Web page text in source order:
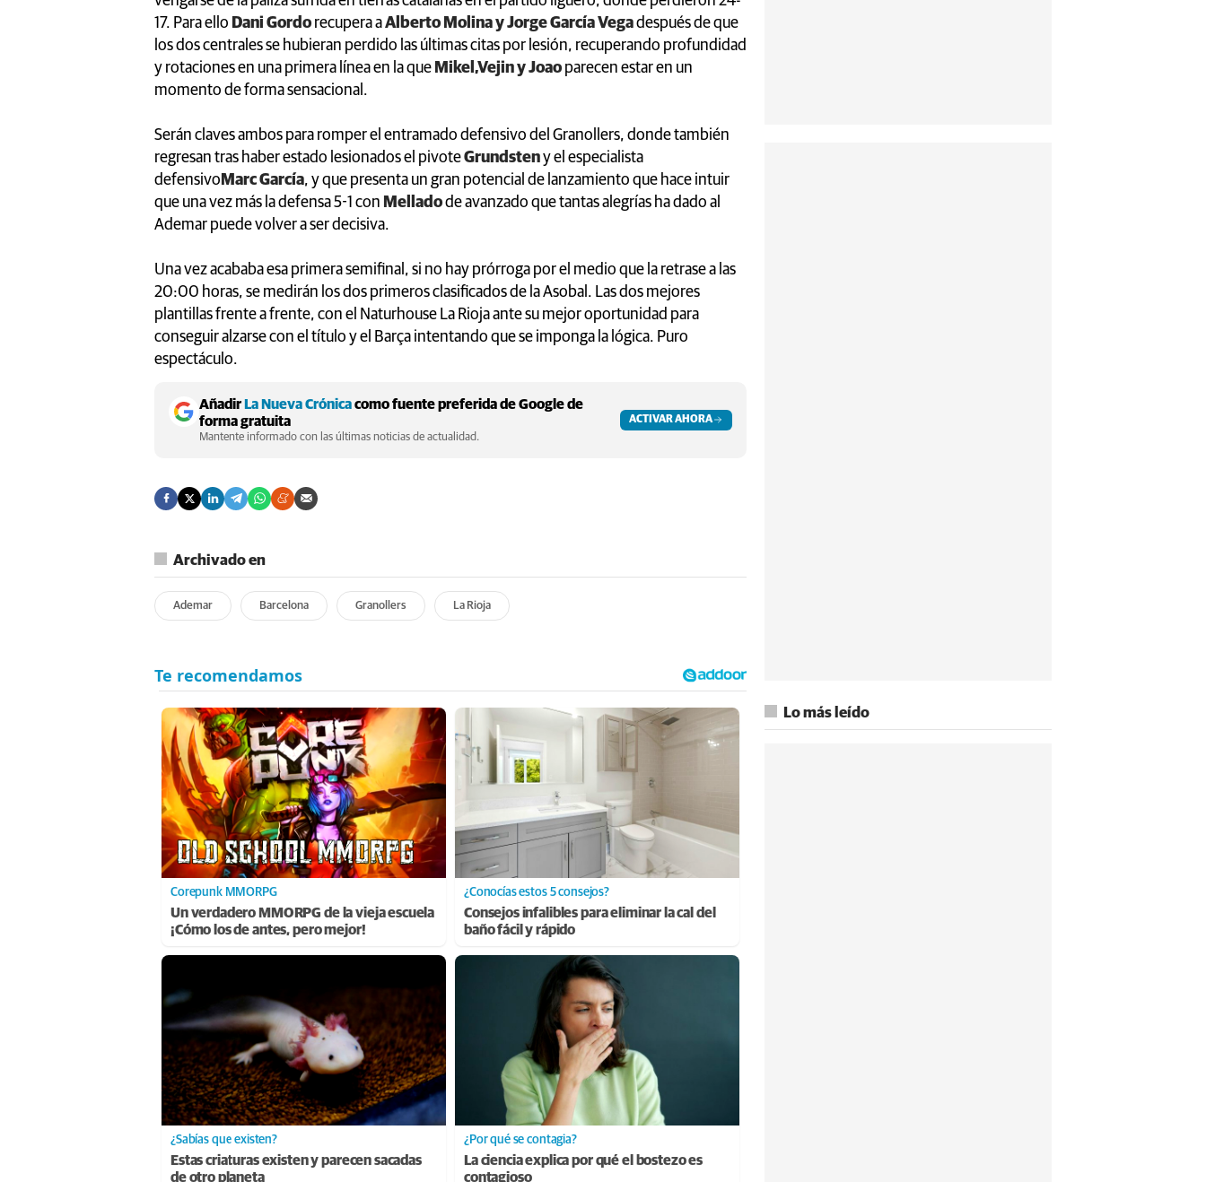
17. Para ello Dani Gordo recupera aAlberto Molina y Jorge García Vegadespués de que
los dos centrales se hubieran perdido las últimas citas por lesión, recuperando profundidad
y rotaciones en una primera línea en la que Mikel,Vejin y Joao parecen estar en un
momento de forma sensacional.
Serán claves ambos para romper el entramado defensivo del Granollers, donde también
regresan tras haber estado lesionados el pivoteGrundsteny el especialista
defensivo Marc García, y que presenta un gran potencial de lanzamiento que hace intuir
que una vez más la defensa 5-1 con Melladode avanzado que tantas alegrías ha dado al
Ademar puede volver a ser decisiva.
Una vez acababa esa primera semifinal, si no hay prórroga por el medio que la retrase a las
20:00 horas, se medirán los dos primeros clasificados de la Asobal. Las dos mejores
plantillas frente a frente, con el Naturhouse La Rioja ante su mejor oportunidad para
conseguir alzarse con el título y el Barça intentando que se imponga la lógica. Puro
espectáculo.
AñadirLa Nueva Crónicacomo fuente preferida de Google de
forma gratuita
Mantente informado con las últimas noticias de actualidad.
ACTIVAR AHORA
Archivado en
Ademar Barcelona Granollers La Rioja
Corepunk MMORPG
Un verdadero MMORPG de la vieja escuela
¡Cómo los de antes, pero mejor!
¿Conocías estos 5 consejos?
Consejos infalibles para eliminar la cal del
baño fácil y rápido
¿Sabías que existen?
Estas criaturas existen y parecen sacadas
de otro planeta
¿Por qué se contagia?
La ciencia explica por qué el bostezo es
contagioso
Lo más leído